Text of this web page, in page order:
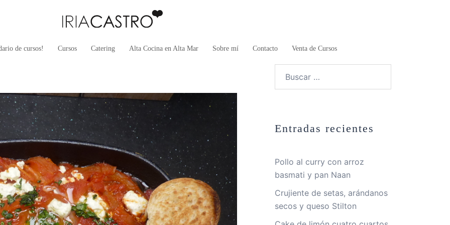
de cursos! Cursos Catering Alta Cocina en Alta Mar Sobre mí Contacto Venta de Cursos
Entradas recientes
Pollo al curry con arroz
basmati y pan Naan
Crujiente de setas, arándanos
secos y queso Stilton